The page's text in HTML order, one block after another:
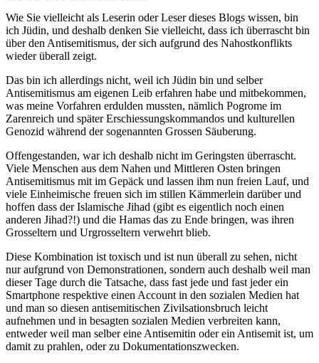
Wie Sie vielleicht als Leserin oder Leser dieses Blogs wissen, bin
ich Jüdin, und deshalb denken Sie vielleicht, dass ich überrascht bin
über den Antisemitismus, der sich aufgrund des Nahostkonflikts
wieder überall zeigt.
Das bin ich allerdings nicht, weil ich Jüdin bin und selber
Antisemitismus am eigenen Leib erfahren habe und mitbekommen,
was meine Vorfahren erdulden mussten, nämlich Pogrome im
Zarenreich und später Erschiessungskommandos und kulturellen
Genozid während der sogenannten Grossen Säuberung.
Offengestanden, war ich deshalb nicht im Geringsten überrascht.
Viele Menschen aus dem Nahen und Mittleren Osten bringen
Antisemitismus mit im Gepäck und lassen ihm nun freien Lauf, und
viele Einheimische freuen sich im stillen Kämmerlein darüber und
hoffen dass der Islamische Jihad (gibt es eigentlich noch einen
anderen Jihad?!) und die Hamas das zu Ende bringen, was ihren
Grosseltern und Urgrosseltern verwehrt blieb.
Diese Kombination ist toxisch und ist nun überall zu sehen, nicht
nur aufgrund von Demonstrationen, sondern auch deshalb weil man
dieser Tage durch die Tatsache, dass fast jede und fast jeder ein
Smartphone respektive einen Account in den sozialen Medien hat
und man so diesen antisemitischen Zivilsationsbruch leicht
aufnehmen und in besagten sozialen Medien verbreiten kann,
entweder weil man selber eine Antisemitin oder ein Antisemit ist, um
damit zu prahlen, oder zu Dokumentationszwecken.